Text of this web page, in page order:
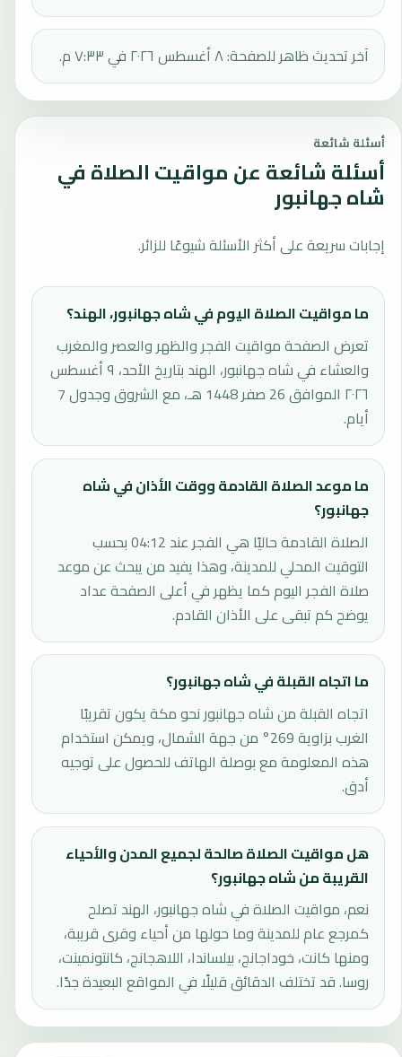
آخر تحديث ظاهر للصفحة: ٨ أغسطس ٢٠٢٦ في ٧:٣٣ م.
أسئلة شائعة
أسئلة شائعة عن مواقيت الصلاة في
شاه جهانبور
إجابات سريعة على أكثر الأسئلة شيوعًا للزائر.
ما مواقيت الصلاة اليوم في شاه جهانبور، الهند؟
تعرض الصفحة مواقيت الفجر والظهر والعصر والمغرب
والعشاء في شاه جهانبور، الهند بتاريخ الأحد، ٩ أغسطس
٢٠٢٦ الموافق 26 صفر 1448 هـ، مع الشروق وجدول 7
أيام.
ما موعد الصلاة القادمة ووقت الأذان في شاه
جهانبور؟
الصلاة القادمة حاليًا هي الفجر عند 04:12 بحسب
التوقيت المحلي للمدينة، وهذا يفيد من يبحث عن موعد
صلاة الفجر اليوم كما يظهر في أعلى الصفحة عداد
يوضح كم تبقى على الأذان القادم.
ما اتجاه القبلة في شاه جهانبور؟
اتجاه القبلة من شاه جهانبور نحو مكة يكون تقريبًا
الغرب بزاوية 269° من جهة الشمال، ويمكن استخدام
هذه المعلومة مع بوصلة الهاتف للحصول على توجيه
أدق.
هل مواقيت الصلاة صالحة لجميع المدن والأحياء
القريبة من شاه جهانبور؟
نعم، مواقيت الصلاة في شاه جهانبور، الهند تصلح
كمرجع عام للمدينة وما حولها من أحياء وقرى قريبة،
ومنها كانت، خوداجانج، بيلساندا، اللاهجانج، كانتونمينت،
روسا. قد تختلف الدقائق قليلًا في المواقع البعيدة جدًا.